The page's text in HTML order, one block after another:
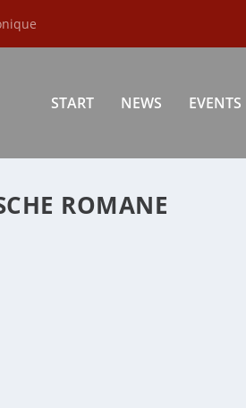
START NEWS EVENTS
ROMANE